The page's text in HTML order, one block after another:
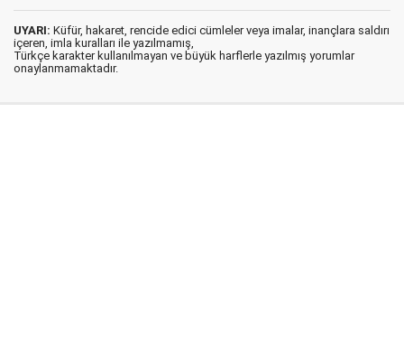
UYARI: Küfür, hakaret, rencide edici cümleler veya imalar, inançlara saldırı
içeren, imla kuralları ile yazılmamış,
Türkçe karakter kullanılmayan ve büyük harflerle yazılmış yorumlar
onaylanmamaktadır.